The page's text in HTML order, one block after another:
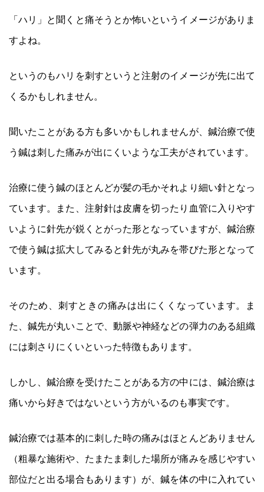
「ハリ」と聞くと痛そうとか怖いというイメージがありま
すよね。
というのもハリを刺すというと注射のイメージが先に出て
くるかもしれません。
聞いたことがある方も多いかもしれませんが、鍼治療で使
う鍼は刺した痛みが出にくいような工夫がされています。
治療に使う鍼のほとんどが髪の毛かそれより細い針となっ
ています。また、注射針は皮膚を切ったり血管に入りやす
いように針先が鋭くとがった形となっていますが、鍼治療
で使う鍼は拡大してみると針先が丸みを帯びた形となって
います。
そのため、刺すときの痛みは出にくくなっています。ま
た、鍼先が丸いことで、動脈や神経などの弾力のある組織
には刺さりにくいといった特徴もあります。
しかし、鍼治療を受けたことがある方の中には、鍼治療は
痛いから好きではないという方がいるのも事実です。
鍼治療では基本的に刺した時の痛みはほとんどありません
（粗暴な施術や、たまたま刺した場所が痛みを感じやすい
部位だと出る場合もあります）が、鍼を体の中に入れてい